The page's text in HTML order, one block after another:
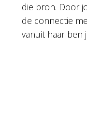
die bron. Door
de connectie
vanuit haar ben